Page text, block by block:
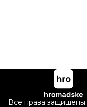
Все права защищены: